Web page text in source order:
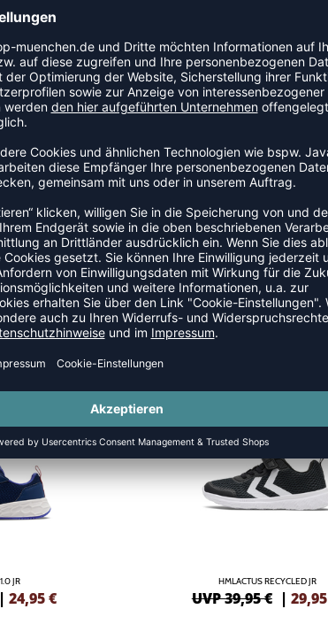
Material mit einer Mesh- und TPU-
und klassische hummel Winkel. Die
bieten neben der Fersenlasche für ein
Füße.
JR
|24,95€
GREEN
SALE
-25%
HMLACTUS RECYCLED JR
UVP 39,95 € | 29,95